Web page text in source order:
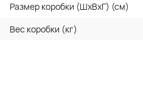
Размер коробки (ШхВхГ) (см)
Вес коробки (кг)